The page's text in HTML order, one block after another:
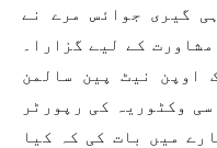
گیری جوائس مرے نے
کے لیے گزارا۔
حکومت کا ہدف 2025 تک اوپن نیٹ پین سالمن
وکٹوریہ کی رپورٹر
میں بات کی کہ کیا